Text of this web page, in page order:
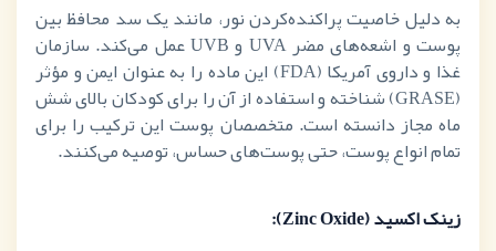
به دلیل خاصیت پراکنده‌کردن نور، مانند یک سد محافظ بین
پوست و اشعه‌های مضرUVA وUVBعمل می‌کند. سازمان
غذا و داروی آمریکا (FDA) این ماده را به عنوان ایمن و مؤثر
(
GRASE) شناخته و استفاده از آن را برای کودکان بالای شش
ماه مجاز دانسته است. متخصصان پوست این ترکیب را برای
تمام انواع پوست، حتی پوست‌های حساس، توصیه می‌کنند.
زینک اکسید (Zinc Oxide
):